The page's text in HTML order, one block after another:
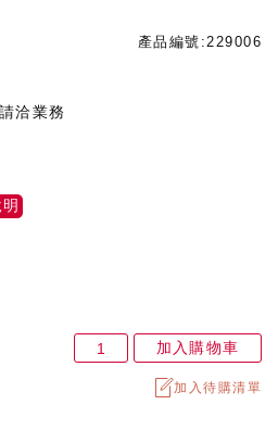
產品編號:229006
洽業務
加入購物車
加入待購清單